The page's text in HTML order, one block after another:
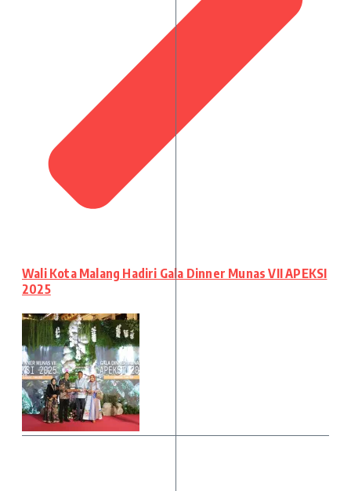
Wali Kota Malang Hadiri Gala Dinner Munas VII APEKSI
2025